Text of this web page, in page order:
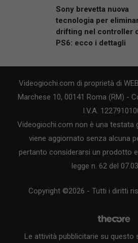
Sony brevetta nuova
tecnologia per
drifting nel controller
PS6: ecco i dettagli
Videogiochi.com di proprietà di
Marchese 10, 00141 Roma (RM) -
I.V.A.
Videogiochi.com non è una testata
viene aggiornato senza alcuna
pertanto considerarsi un prodotto
legge n. 62 del
Copyright ©2026 - Tutti i diritti
Le attività pubblicitarie su